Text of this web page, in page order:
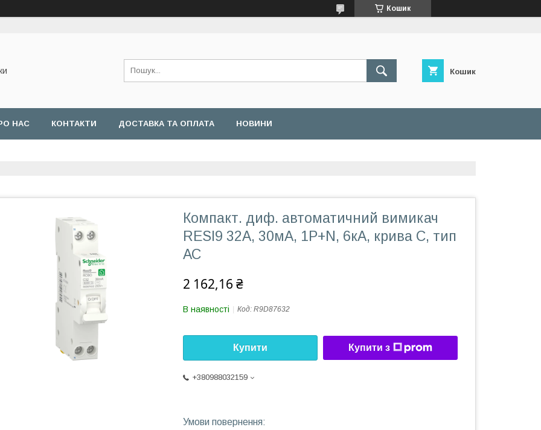
Кошик
Кошик
НАС КОНТАКТИ ДОСТАВКА ТА ОПЛАТА НОВИНИ
Компакт. диф. автоматичний вимикач
RESI9 32А, 30мA, 1P+N, 6кA, крива С, тип
АС
2 162,16 ₴
В наявності Код: R9D87632
Купити Купити з
+380988032159